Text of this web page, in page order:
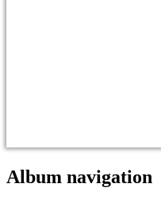
Album navigation